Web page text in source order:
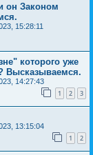
он Законом
15:28:11
которого уже
Высказываемся.
14:27:43
1 2 3
13:15:04
1 2